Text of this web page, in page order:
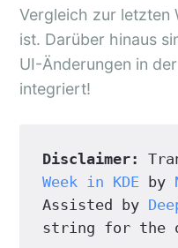
Vergleich zur letzten
ist. Darüber hinaus
UI-Änderungen in
integriert!
Disclaimer:
Week in KDE by
Assisted by
string for the